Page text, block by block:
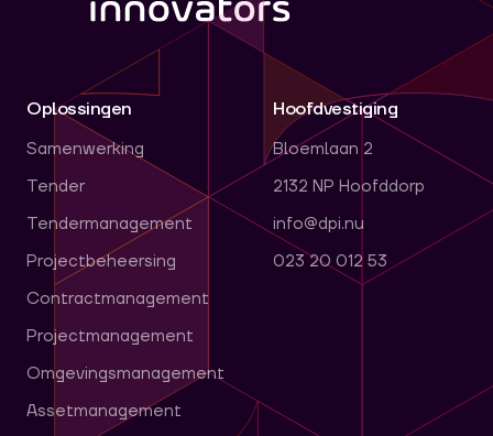
Oplossingen
Samenwerking
Tender
Tendermanagement
Projectbeheersing
Contractmanagement
Projectmanagement
Omgevingsmanagement
Assetmanagement
Hoofdvestiging
Bloemlaan 2
2132 NP Hoofddorp
info@dpi.nu
023 20 012 53